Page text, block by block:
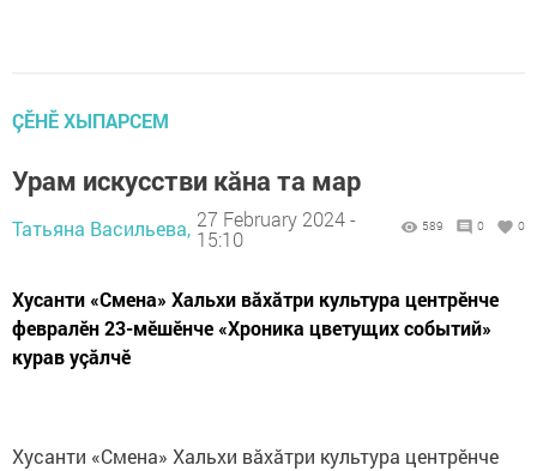
ÇӖНӖ ХЫПАРСЕМ
Урам искусстви кăна та мар
Татьяна Васильева, 27 February 2024 -
15:10
589 0 0
Хусанти «Смена» Хальхи вăхăтри культура центрӗнче
февралӗн 23-мӗшӗнче «Хроника цветущих событий»
курав уçăлчӗ
Хусанти «Смена» Хальхи вăхăтри культура центрӗнче